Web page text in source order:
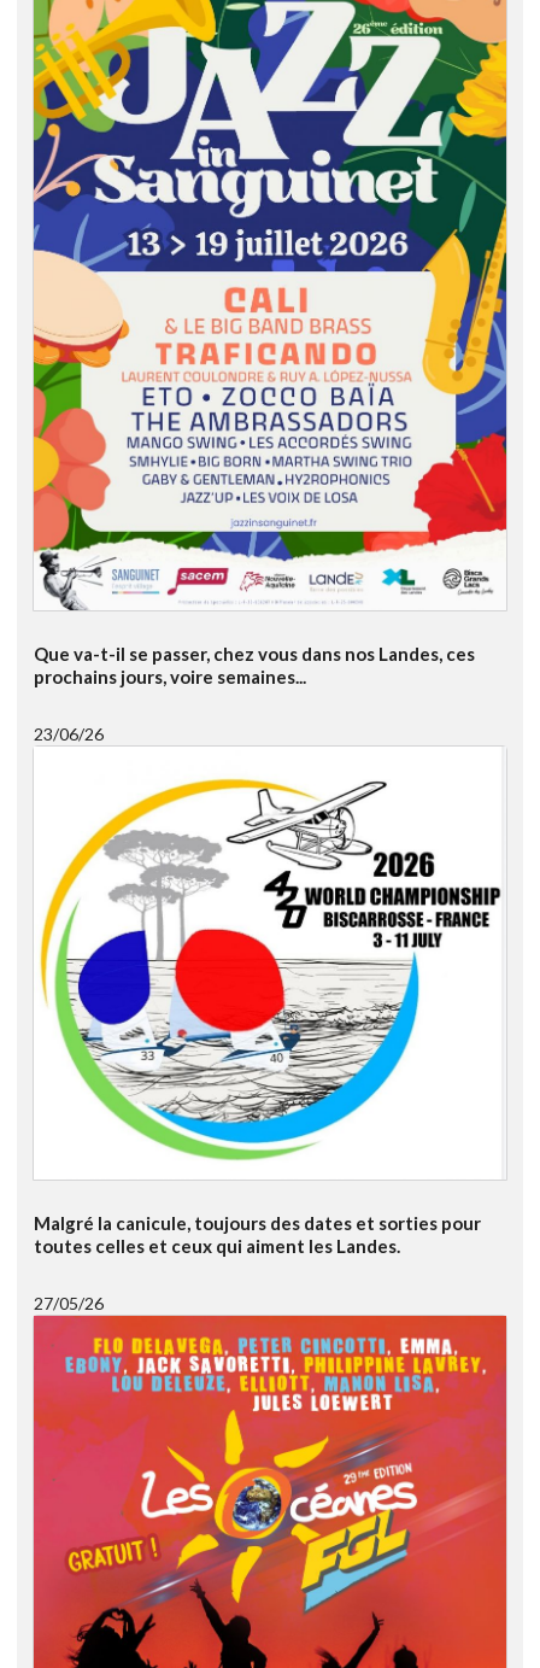
Que va-t-il se passer, chez vous dans nos Landes, ces
prochains jours, voire semaines...
23/06/26
Malgré la canicule, toujours des dates et sorties pour
toutes celles et ceux qui aiment les Landes.
27/05/26